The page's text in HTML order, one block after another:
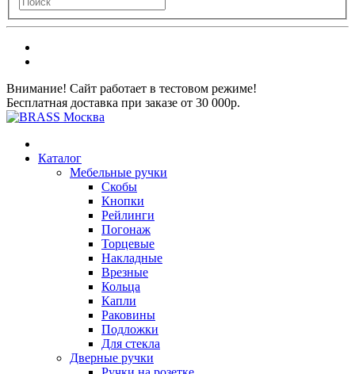
Внимание! Сайт работает в тестовом режиме!
Бесплатная доставка при заказе от 30 000р.
Каталог
Мебельные ручки
Скобы
Кнопки
Рейлинги
Погонаж
Торцевые
Накладные
Врезные
Кольца
Капли
Раковины
Подложки
Для стекла
Дверные ручки